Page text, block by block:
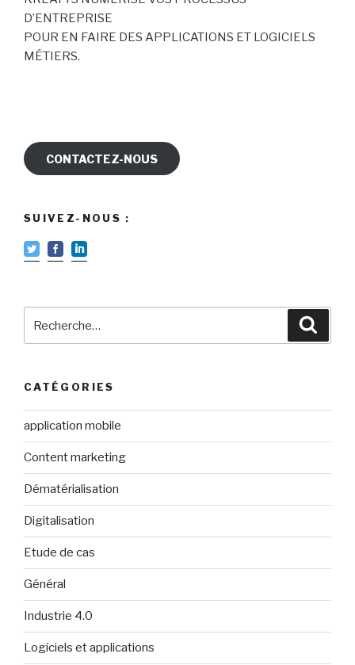
D’ENTREPRISE
POUR EN FAIRE DES APPLICATIONS ET LOGICIELS
MÉTIERS.
CONTACTEZ-NOUS
SUIVEZ-NOUS :
pour
CATÉGORIES
application mobile
Content marketing
Dématérialisation
Digitalisation
Etude de cas
Général
Industrie 4.0
Logiciels et applications